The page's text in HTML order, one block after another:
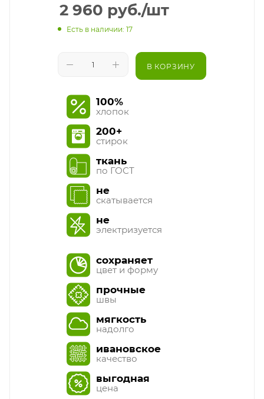
2 960 руб./шт
Есть в наличии: 17
В КОРЗИНУ
100%
хлопок
200+
стирок
ткань
по ГОСТ
не
скатывается
не
электризуется
сохраняет
цвет и форму
прочные
швы
мягкость
надолго
ивановское
качество
выгодная
цена